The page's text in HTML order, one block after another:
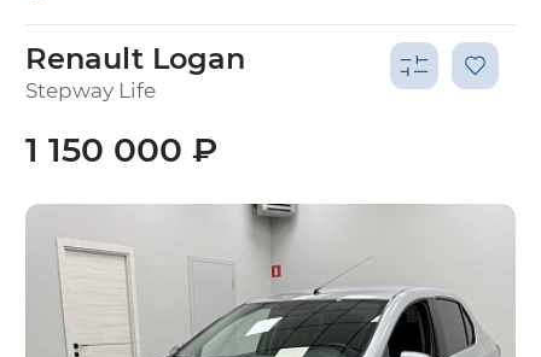
Renault Logan
Stepway Life
1 150 000 ₽